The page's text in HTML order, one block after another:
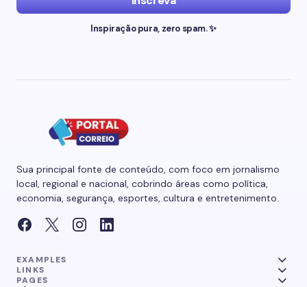
Inspiração pura, zero spam. ✨
Sua principal fonte de conteúdo, com foco em jornalismo
local, regional e nacional, cobrindo áreas como política,
economia, segurança, esportes, cultura e entretenimento.
EXAMPLES
LINKS
PAGES